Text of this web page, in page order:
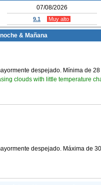
07/08/2026
9.1
Muy alto
& Mañana
despejado. Mínima de 28
clouds with little temperature
despejado. Máxima de